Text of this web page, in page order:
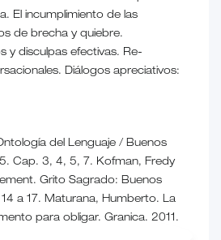
El incumplimiento de las
de brecha y quiebre.
y disculpas efectivas. Re-
Diálogos apreciativos:
del Lenguaje / Buenos
Cap. 3, 4, 5, 7. Kofman, Fredy
Grito Sagrado: Buenos
a 17. Maturana, Humberto. La
para obligar. Granica. 2011.